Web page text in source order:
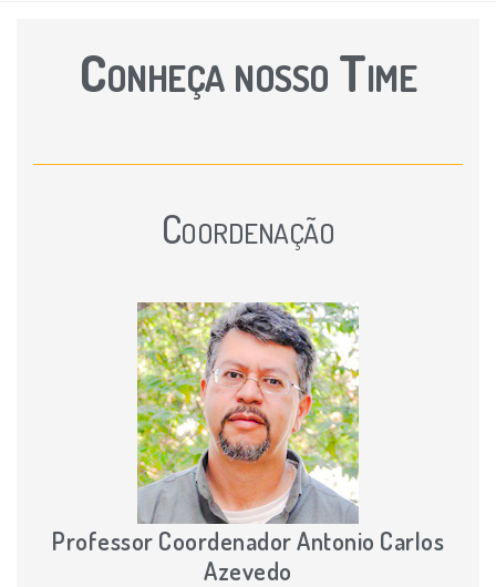
Equipe
Material didático
Hortas nas Escolas
Conheça nosso Time
Coordenação
Professor Coordenador Antonio Carlos
Azevedo